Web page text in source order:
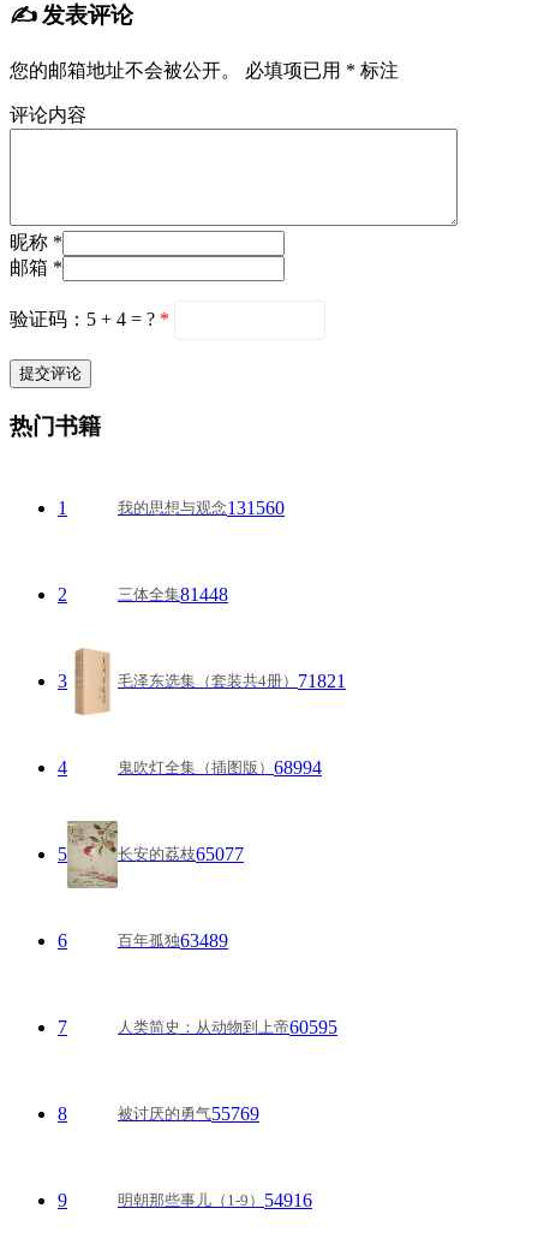
✍️ 发表评论
您的邮箱地址不会被公开。 必填项已用 * 标注
评论内容
昵称 *
邮箱 *
验证码：5 + 4 = ? *
热门书籍
1 我的思想与观念131560
2 三体全集81448
3 毛泽东选集（套装共4册） 71821
4 鬼吹灯全集（插图版） 68994
5 长安的荔枝65077
6 百年孤独63489
7 人类简史：从动物到上帝60595
8 被讨厌的勇气55769
9 明朝那些事儿（1-9） 54916